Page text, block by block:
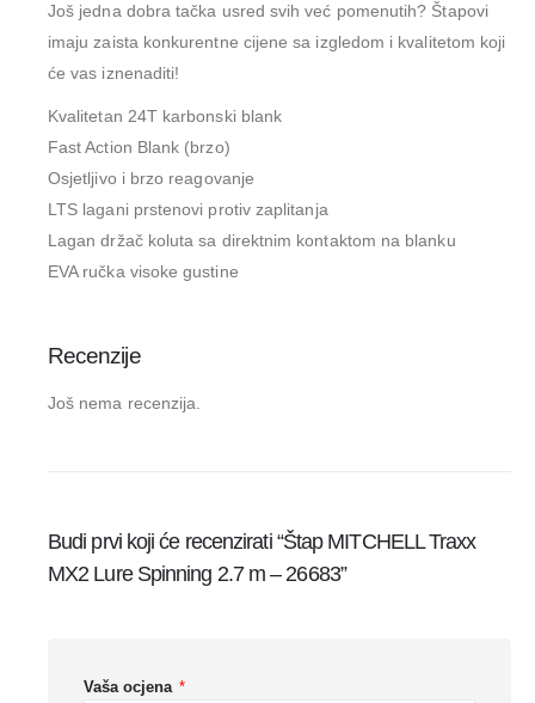
Još jedna dobra tačka usred svih već pomenutih? Štapovi
imaju zaista konkurentne cijene sa izgledom i kvalitetom koji
će vas iznenaditi!
Kvalitetan 24T karbonski blank
Fast Action Blank (brzo)
Osjetljivo i brzo reagovanje
LTS lagani prstenovi protiv zaplitanja
Lagan držač koluta sa direktnim kontaktom na blanku
EVA ručka visoke gustine
Recenzije
Još nema recenzija.
Budi prvi koji će recenzirati “Štap MITCHELL Traxx
MX2 Lure Spinning 2.7 m – 26683”
Vaša ocjena *